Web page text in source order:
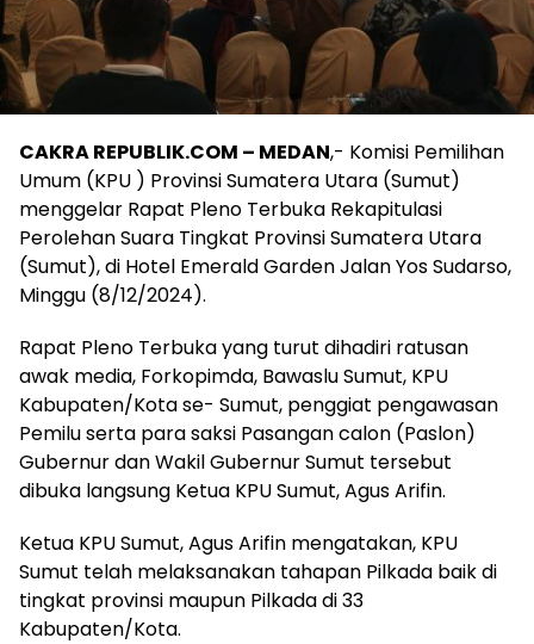
CAKRA REPUBLIK.COM – MEDAN,- Komisi Pemilihan
Umum (KPU ) Provinsi Sumatera Utara (Sumut)
menggelar Rapat Pleno Terbuka Rekapitulasi
Perolehan Suara Tingkat Provinsi Sumatera Utara
(Sumut), di Hotel Emerald Garden Jalan Yos Sudarso,
Minggu (8/12/2024).
Rapat Pleno Terbuka yang turut dihadiri ratusan
awak media, Forkopimda, Bawaslu Sumut, KPU
Kabupaten/Kota se- Sumut, penggiat pengawasan
Pemilu serta para saksi Pasangan calon (Paslon)
Gubernur dan Wakil Gubernur Sumut tersebut
dibuka langsung Ketua KPU Sumut, Agus Arifin.
Ketua KPU Sumut, Agus Arifin mengatakan, KPU
Sumut telah melaksanakan tahapan Pilkada baik di
tingkat provinsi maupun Pilkada di 33
Kabupaten/Kota.